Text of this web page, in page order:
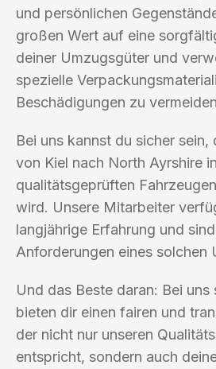
und persönlichen
großen Wert auf eine
deiner Umzugsgüter und
spezielle
Beschädigungen zu
Bei uns kannst du sicher sein,
von Kiel nach North Ayrshire in
qualitätsgeprüften
wird. Unsere Mitarbeiter
langjährige Erfahrung und
Anforderungen eines solchen
Und das Beste daran: Bei
bieten dir einen fairen und
der nicht nur unseren
entspricht, sondern auch